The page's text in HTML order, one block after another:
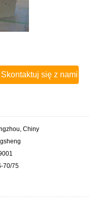
Skontaktuj się z nami
Chiny
70/75